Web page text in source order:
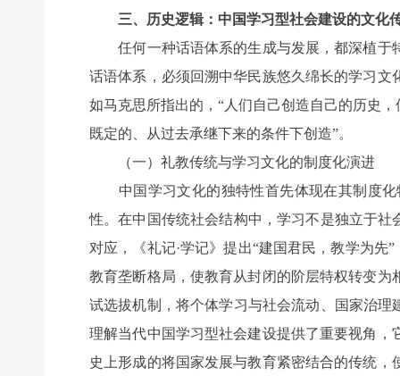
三、历史逻辑：中国学习型社会建设的文化
任何一种话语体系的生成与发展，都深植于
话语体系，必须回溯中华民族悠久绵长的学习
如马克思所指出的，“人们自己创造自己的历史
既定的、从过去承继下来的条件下创造”。
（一）礼教传统与学习文化的制度化演进
中国学习文化的独特性首先体现在其制度化
性。在中国传统社会结构中，学习不是独立于
对应，《礼记·学记》提出“建国君民，教学为先
教育垄断格局，使教育从封闭的阶层特权转变
试选拔机制，将个体学习与社会流动、国家治
理解当代中国学习型社会建设提供了重要视角
史上形成的将国家发展与教育紧密结合的传统